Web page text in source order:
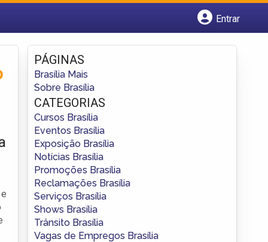
Entrar
Fazer login
Criar conta
PÁGINAS
Brasília Mais
Sobre Brasília
CATEGORIAS
Cursos Brasília
Eventos Brasília
Exposição Brasília
Notícias Brasília
Promoções Brasília
Reclamações Brasília
Serviços Brasília
Shows Brasília
Trânsito Brasília
Vagas de Empregos Brasília